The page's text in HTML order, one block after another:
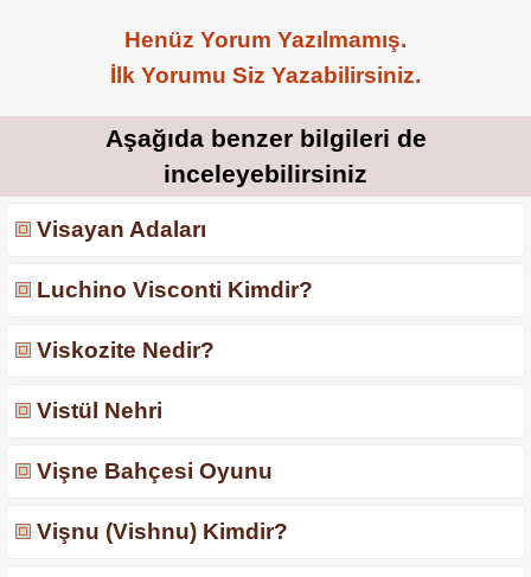
Henüz Yorum Yazılmamış.
İlk Yorumu Siz Yazabilirsiniz.
Aşağıda benzer bilgileri de
inceleyebilirsiniz
Visayan Adaları
Luchino Visconti Kimdir?
Viskozite Nedir?
Vistül Nehri
Vişne Bahçesi Oyunu
Vişnu (Vishnu) Kimdir?